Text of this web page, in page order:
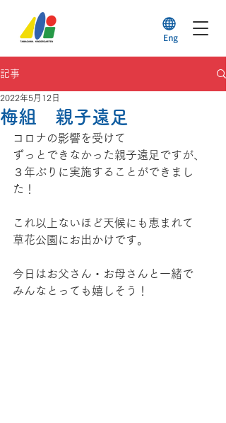
Eng
記事
梅組 親子遠足
2022年5月12日
コロナの影響を受けて
ずっとできなかった親子遠足ですが、
３年ぶりに実施することができまし
た！
これ以上ないほど天候にも恵まれて
草花公園にお出かけです。
今日はお父さん・お母さんと一緒で
みんなとっても嬉しそう！